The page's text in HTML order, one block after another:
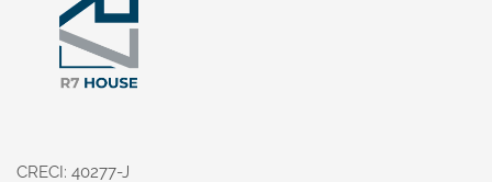
CRECI: 40277-J